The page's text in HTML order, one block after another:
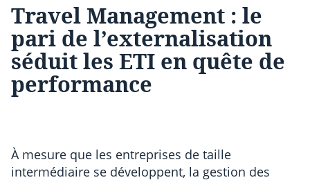
Travel Management : le
pari de l’externalisation
séduit les ETI en quête de
performance
À mesure que les entreprises de taille
intermédiaire se développent, la gestion des